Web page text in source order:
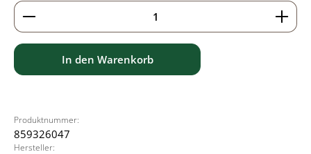
Produkt Anzahl: Gib den gewünschten Wert ein
In den Warenkorb
Produktnummer:
859326047
Hersteller: